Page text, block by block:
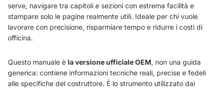
serve, navigare tra capitoli e sezioni con estrema facilità e
stampare solo le pagine realmente utili. Ideale per chi vuole
lavorare con precisione, risparmiare tempo e ridurre i costi di
officina.
Questo manuale è la versione ufficiale OEM, non una guida
generica: contiene informazioni tecniche reali, precise e fedeli
alle specifiche del costruttore. È lo strumento utilizzato dai